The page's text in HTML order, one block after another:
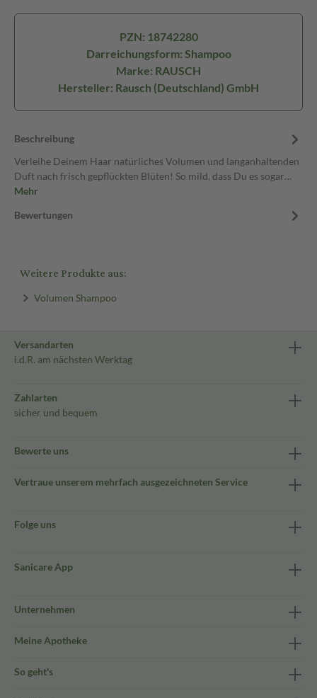
PZN: 18742280
Darreichungsform: Shampoo
Marke: RAUSCH
Hersteller: Rausch (Deutschland) GmbH
Beschreibung
Verleihe Deinem Haar natürliches Volumen und langanhaltenden
Duft nach frisch gepflückten Blüten! So mild, dass Du es sogar…
Mehr
Bewertungen
Weitere Produkte aus:
Volumen Shampoo
Versandarten
i.d.R. am nächsten Werktag
Zahlarten
sicher und bequem
Bewerte uns
Vertraue unserem mehrfach ausgezeichneten Service
Folge uns
Sanicare App
Unternehmen
Meine Apotheke
So geht's